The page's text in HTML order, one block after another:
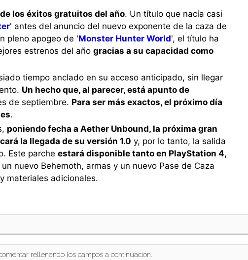
los éxitos gratuitos del año. Un título que nacía casi
' antes del anuncio del nuevo exponente de la caza de
pleno apogeo de 'Monster Hunter World', el título ha
estrenos del año gracias a su capacidad como
tiempo anclado en su acceso anticipado, sin llegar
Un hecho que, al parecer, está apunto de
de septiembre. Para ser más exactos, el próximo día
.
poniendo fecha a Aether Unbound, la próxima gran
la llegada de su versión 1.0 y, por lo tanto, la salida
Este parche estará disponible tanto en PlayStation 4,
nuevo Behemoth, armas y un nuevo Pase de Caza
materiales adicionales.
rellenando los campos a continuación.